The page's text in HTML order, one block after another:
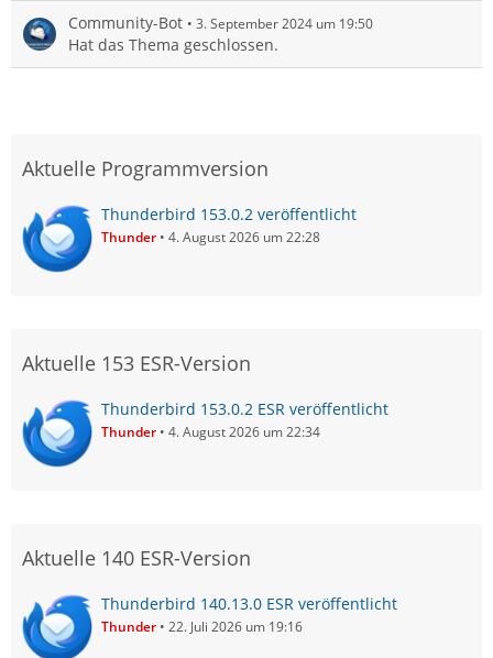
Community-Bot 3. September 2024 um 19:50
Hat das Thema geschlossen.
Aktuelle Programmversion
Thunderbird 153.0.2 veröffentlicht
Thunder 4. August 2026 um 22:28
Aktuelle 153 ESR-Version
Thunderbird 153.0.2 ESR veröffentlicht
Thunder 4. August 2026 um 22:34
Aktuelle 140 ESR-Version
Thunderbird 140.13.0 ESR veröffentlicht
Thunder 22. Juli 2026 um 19:16